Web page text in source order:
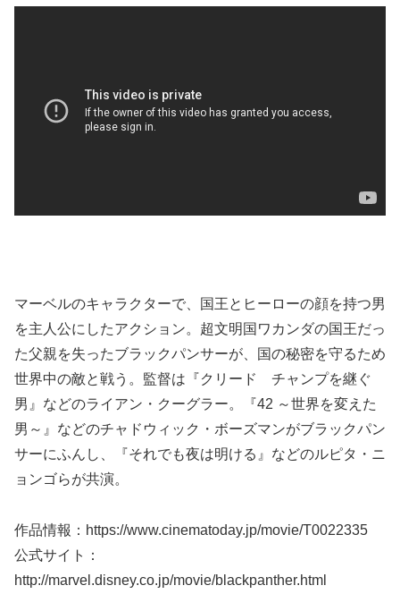
マーベルのキャラクターで、国王とヒーローの顔を持つ男
を主人公にしたアクション。超文明国ワカンダの国王だっ
た父親を失ったブラックパンサーが、国の秘密を守るため
世界中の敵と戦う。監督は『クリード チャンプを継ぐ
男』などのライアン・クーグラー。『42 ～世界を変えた
男～』などのチャドウィック・ボーズマンがブラックパン
サーにふんし、『それでも夜は明ける』などのルピタ・ニ
ョンゴらが共演。
作品情報：https://www.cinematoday.jp/movie/T0022335
公式サイト：
http://marvel.disney.co.jp/movie/blackpanther.html